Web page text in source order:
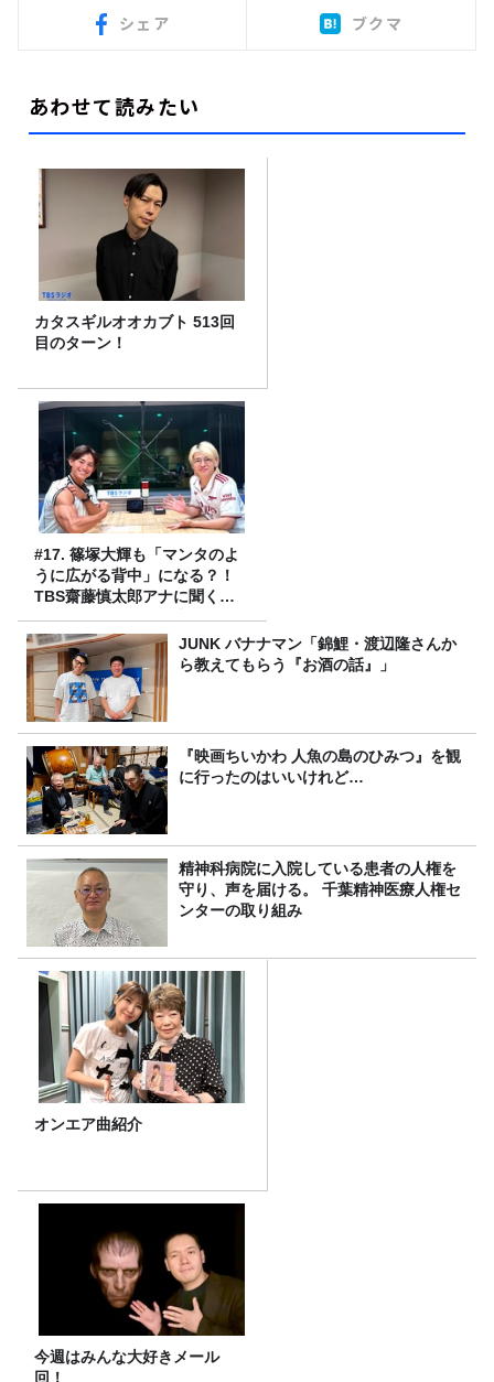
シェア ブクマ
あわせて読みたい
カタスギルオオカブト 513回
目のターン！
#17. 篠塚大輝も「マンタのよ
うに広がる背中」になる？！
TBS齋藤慎太郎アナに聞くメ
ンズフィジークの魅力！！
JUNK バナナマン「錦鯉・渡辺隆さんか
ら教えてもらう『お酒の話』」
『映画ちいかわ 人魚の島のひみつ』を観
に行ったのはいいけれど…
精神科病院に入院している患者の人権を
守り、声を届ける。 千葉精神医療人権セ
ンターの取り組み
オンエア曲紹介
今週はみんな大好きメール
回！